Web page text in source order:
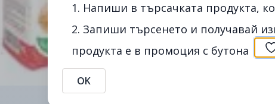
1. Напиши в търсачката продукта,
2. Запиши търсенето и получавай
продукта е в промоция с бутона
OK